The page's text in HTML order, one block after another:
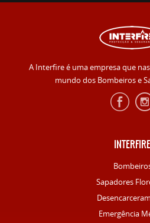
A Interfire é uma empresa que
mundo dos Bombeiros e
INTERFIRE
Sapadores
Emergência